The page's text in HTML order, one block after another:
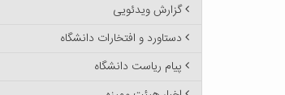
گزارش ویدئویی
دستاورد و افتخارات دانشگاه
پیام ریاست دانشگاه